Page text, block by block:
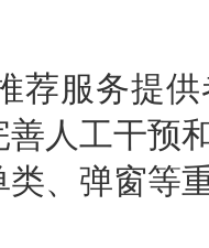
荐服务提
人工干预
、弹窗等